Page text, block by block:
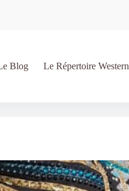
Blog Le Répertoire Western